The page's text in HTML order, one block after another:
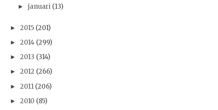
► januari (13)
► 2015 (201)
► 2014 (299)
► 2013 (314)
► 2012 (266)
► 2011 (206)
► 2010 (85)